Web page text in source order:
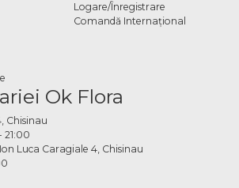
Logare/Înregistrare
Comandă Internațional
Ok Flora
Chisinau
Luca Caragiale 4, Chisinau